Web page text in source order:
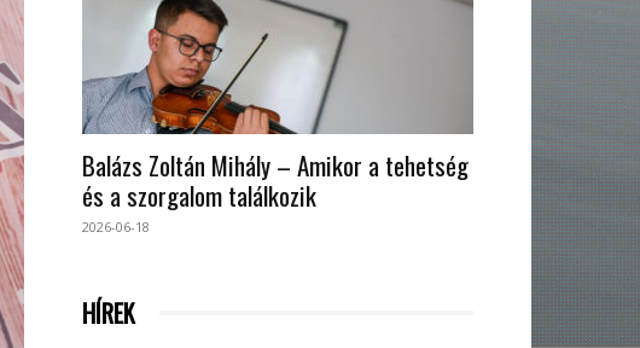
Balázs Zoltán Mihály – Amikor a tehetség
és a szorgalom találkozik
2026-06-18
HÍREK